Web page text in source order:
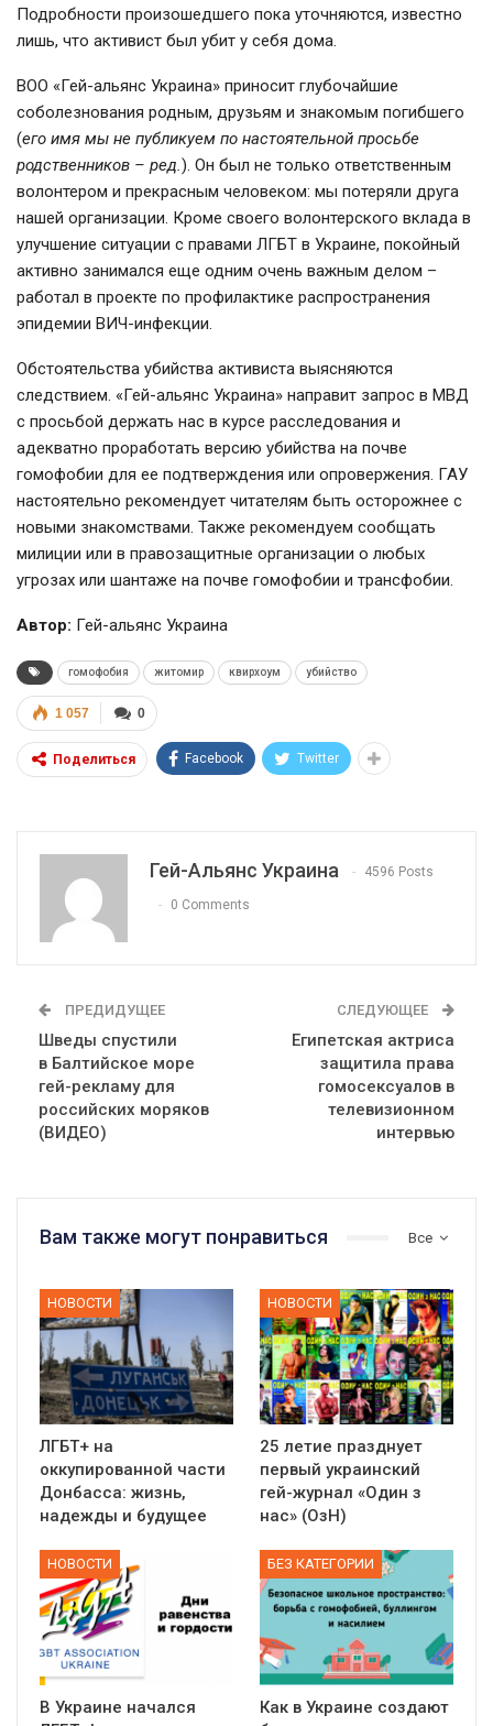
Подробности произошедшего пока уточняются, известно
лишь, что активист был убит у себя дома.
ВОО «Гей-альянс Украина» приносит глубочайшие
соболезнования родным, друзьям и знакомым погибшего
(его имя мы не публикуем по настоятельной просьбе
родственников – ред.). Он был не только ответственным
волонтером и прекрасным человеком: мы потеряли друга
нашей организации. Кроме своего волонтерского вклада в
улучшение ситуации с правами ЛГБТ в Украине, покойный
активно занимался еще одним очень важным делом –
работал в проекте по профилактике распространения
эпидемии ВИЧ-инфекции.
Обстоятельства убийства активиста выясняются
следствием. «Гей-альянс Украина» направит запрос в МВД
с просьбой держать нас в курсе расследования и
адекватно проработать версию убийства на почве
гомофобии для ее подтверждения или опровержения. ГАУ
настоятельно рекомендует читателям быть осторожнее с
новыми знакомствами. Также рекомендуем сообщать
милиции или в правозащитные организации о любых
угрозах или шантаже на почве гомофобии и трансфобии.
Автор: Гей-альянс Украина
гомофобия житомир квирхоум убийство
0
1 057
Поделиться Facebook Twitter
Гей-Альянс Украина 4596 Posts
0 Comments
ПРЕДИДУЩЕЕ
Шведы спустили
в Балтийское море
гей-рекламу для
российских моряков
(ВИДЕО)
СЛЕДУЮЩЕЕ
Египетская актриса
защитила права
гомосексуалов в
телевизионном
интервью
Все
Вам также могут понравиться
НОВОСТИ
ЛГБТ+ на
оккупированной части
Донбасса: жизнь,
надежды и будущее
НОВОСТИ
25 летие празднует
первый украинский
гей-журнал «Один з
нас» (ОзН)
НОВОСТИ
В Украине начался
БЕЗ КАТЕГОРИИ
Как в Украине создают